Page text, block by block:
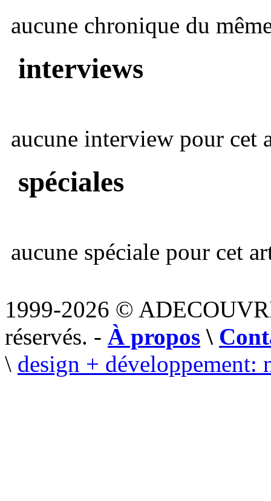
aucune chronique du
interviews
aucune interview pour cet
spéciales
aucune spéciale pour cet
1999-2026 ©
réservés. - À propos \
\ design + développement: